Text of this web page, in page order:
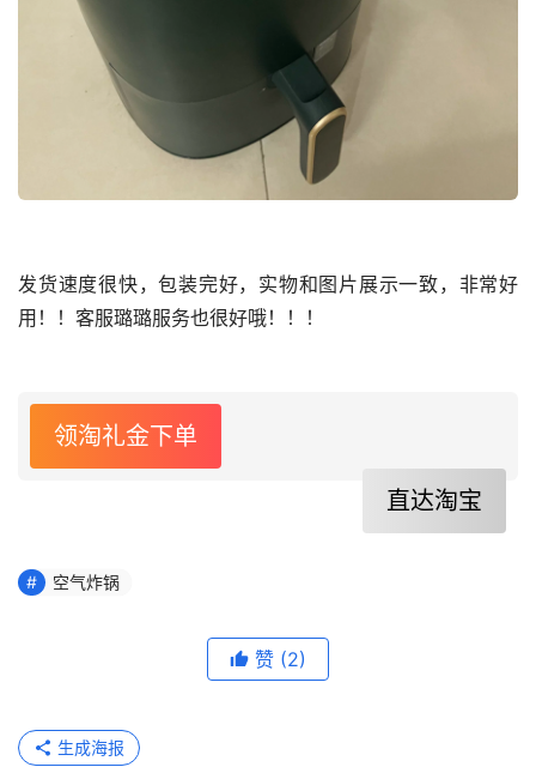
发货速度很快，包装完好，实物和图片展示一致，非常好
用！！客服璐璐服务也很好哦！！！
领淘礼金下单
直达淘宝
空气炸锅
赞 (2)
生成海报